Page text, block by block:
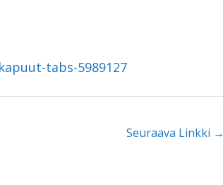
tabs-5989127
Seuraava Linkki →